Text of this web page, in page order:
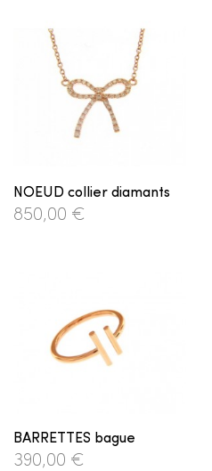
NOEUD collier diamants
850,00 €
BARRETTES bague
390,00 €